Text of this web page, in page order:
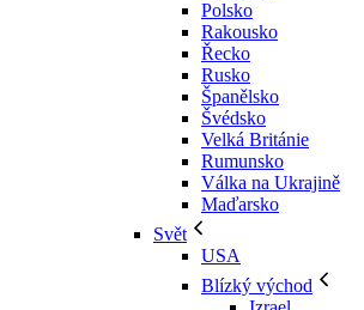
Polsko
Rakousko
Řecko
Rusko
Španělsko
Švédsko
Velká Británie
Rumunsko
Válka na Ukrajině
Maďarsko
Svět
USA
Blízký východ